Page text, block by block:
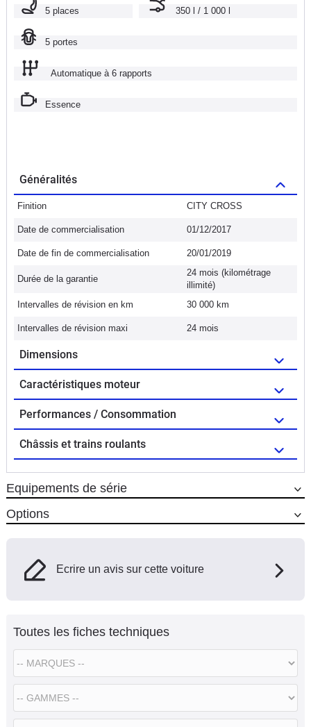
5 places 350 l / 1 000 l
5 portes
Automatique à 6 rapports
Essence
Généralités
Finition CITY CROSS
Date de commercialisation 01/12/2017
Date de fin de commercialisation 20/01/2019
Durée de la garantie
24 mois (kilométrage
illimité)
Intervalles de révision en km
30 000 km
Intervalles de révision maxi 24 mois
Dimensions
Caractéristiques moteur
Performances / Consommation
Châssis et trains roulants
Equipements de série
Options
Ecrire un avis sur cette voiture
Toutes les fiches techniques